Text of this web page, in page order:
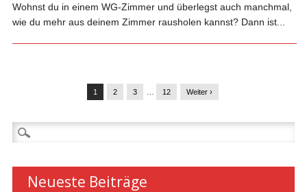
Wohnst du in einem WG-Zimmer und überlegst auch manchmal,
wie du mehr aus deinem Zimmer rausholen kannst? Dann ist...
1 2 3 12 Weiter ›
Suchen
nach:
Neueste Beiträge